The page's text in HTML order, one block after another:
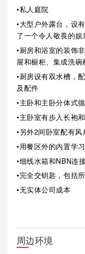
•私人庭院
•大型户外露台，设
了一个令人敬畏的娱
•厨房和浴室的装饰
屉和橱柜、集成洗碗
•厨房设有双水槽，
及配件
•主卧和主卧分体式
•主卧室有步入长袍
•另外2间卧室配有
•用餐区外的内置学
•细线水箱和NBN连
•完全交钥匙，包括
•无实体公司成本
周边环境